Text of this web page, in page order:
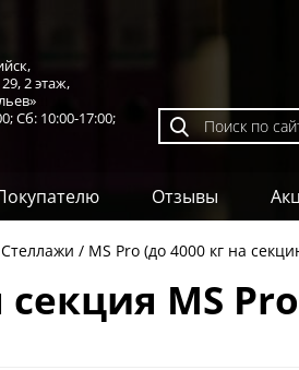
2 этаж,
Сб: 10:00-17:00;
Отзывы
Стеллажи MS Pro (до 4000 кг на
MS